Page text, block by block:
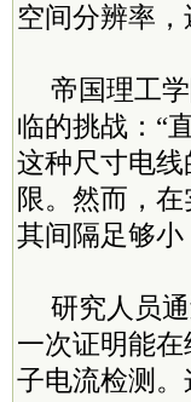
空间分辨率，
帝国理工
临的挑战：“
这种尺寸电
限。然而，
其间隔足够
研究人员
一次证明能
子电流检测